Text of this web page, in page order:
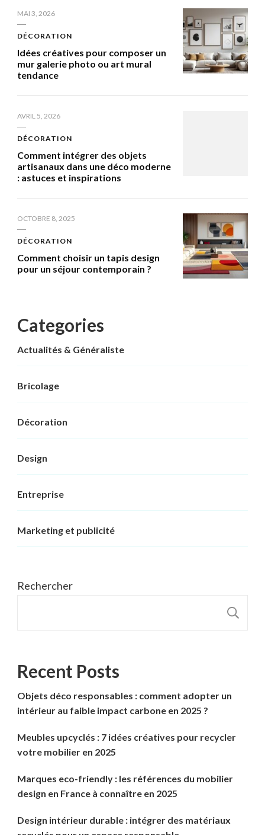
MAI 3, 2026
DÉCORATION
Idées créatives pour composer un
mur galerie photo ou art mural
tendance
AVRIL 5, 2026
DÉCORATION
Comment intégrer des objets
artisanaux dans une déco moderne
: astuces et inspirations
OCTOBRE 8, 2025
DÉCORATION
Comment choisir un tapis design
pour un séjour contemporain ?
Categories
Actualités & Généraliste
Bricolage
Décoration
Design
Entreprise
Marketing et publicité
Rechercher
Recent Posts
Objets déco responsables : comment adopter un
intérieur au faible impact carbone en 2025 ?
Meubles upcyclés : 7 idées créatives pour recycler
votre mobilier en 2025
Marques eco-friendly : les références du mobilier
design en France à connaître en 2025
Design intérieur durable : intégrer des matériaux